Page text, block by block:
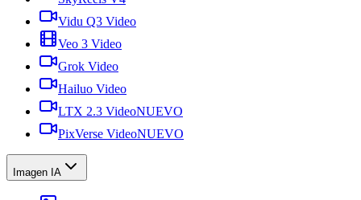
Vidu Q3 Video
Veo 3 Video
Grok Video
Hailuo Video
LTX 2.3 VideoNUEVO
PixVerse VideoNUEVO
Imagen IA